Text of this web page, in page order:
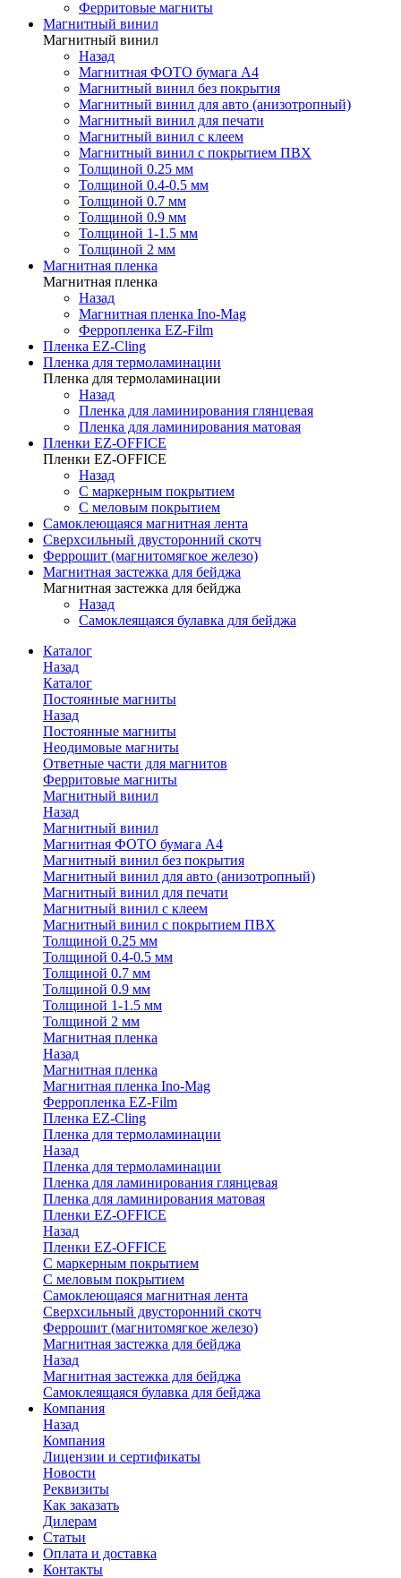
Ферритовые магниты
Магнитный винил
Магнитный винил
Назад
Магнитная ФОТО бумага А4
Магнитный винил без покрытия
Магнитный винил для авто (анизотропный)
Магнитный винил для печати
Магнитный винил с клеем
Магнитный винил с покрытием ПВХ
Толщиной 0.25 мм
Толщиной 0.4-0.5 мм
Толщиной 0.7 мм
Толщиной 0.9 мм
Толщиной 1-1.5 мм
Толщиной 2 мм
Магнитная пленка
Магнитная пленка
Назад
Магнитная пленка Ino-Mag
Ферропленка EZ-Film
Пленка EZ-Cling
Пленка для термоламинации
Пленка для термоламинации
Назад
Пленка для ламинирования глянцевая
Пленка для ламинирования матовая
Пленки EZ-OFFICE
Пленки EZ-OFFICE
Назад
С маркерным покрытием
С меловым покрытием
Самоклеющаяся магнитная лента
Сверхсильный двусторонний скотч
Феррошит (магнитомягкое железо)
Магнитная застежка для бейджа
Магнитная застежка для бейджа
Назад
Самоклеящаяся булавка для бейджа
Каталог
Назад
Каталог
Постоянные магниты
Назад
Постоянные магниты
Неодимовые магниты
Ответные части для магнитов
Ферритовые магниты
Магнитный винил
Назад
Магнитный винил
Магнитная ФОТО бумага А4
Магнитный винил без покрытия
Магнитный винил для авто (анизотропный)
Магнитный винил для печати
Магнитный винил с клеем
Магнитный винил с покрытием ПВХ
Толщиной 0.25 мм
Толщиной 0.4-0.5 мм
Толщиной 0.7 мм
Толщиной 0.9 мм
Толщиной 1-1.5 мм
Толщиной 2 мм
Магнитная пленка
Назад
Магнитная пленка
Магнитная пленка Ino-Mag
Ферропленка EZ-Film
Пленка EZ-Cling
Пленка для термоламинации
Назад
Пленка для термоламинации
Пленка для ламинирования глянцевая
Пленка для ламинирования матовая
Пленки EZ-OFFICE
Назад
Пленки EZ-OFFICE
С маркерным покрытием
С меловым покрытием
Самоклеющаяся магнитная лента
Сверхсильный двусторонний скотч
Феррошит (магнитомягкое железо)
Магнитная застежка для бейджа
Назад
Магнитная застежка для бейджа
Самоклеящаяся булавка для бейджа
Компания
Назад
Компания
Лицензии и сертификаты
Новости
Реквизиты
Как заказать
Дилерам
Статьи
Оплата и доставка
Контакты